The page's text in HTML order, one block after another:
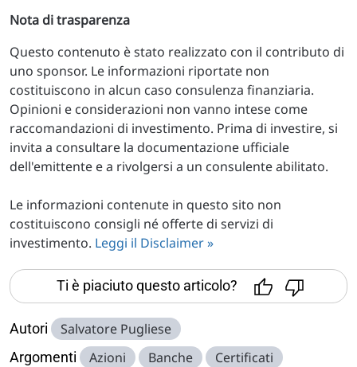
Nota di trasparenza
Questo contenuto è stato realizzato con il contributo di
uno sponsor. Le informazioni riportate non
costituiscono in alcun caso consulenza finanziaria.
Opinioni e considerazioni non vanno intese come
raccomandazioni di investimento. Prima di investire, si
invita a consultare la documentazione ufficiale
dell'emittente e a rivolgersi a un consulente abilitato.
Le informazioni contenute in questo sito non
costituiscono consigli né offerte di servizi di
investimento. Leggi il Disclaimer »
Ti è piaciuto questo articolo?
Autori Salvatore Pugliese
Argomenti Azioni Banche
Certificati